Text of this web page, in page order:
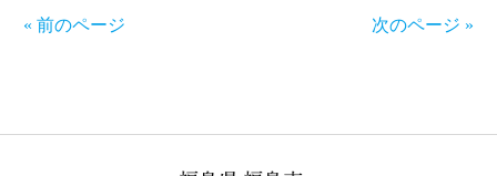
« 前のページ 次のページ »